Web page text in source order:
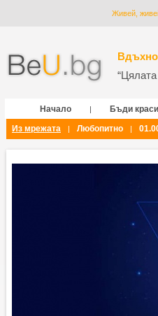
Живей,
Начало | Бъди
Из мрежата
| Любопитно |